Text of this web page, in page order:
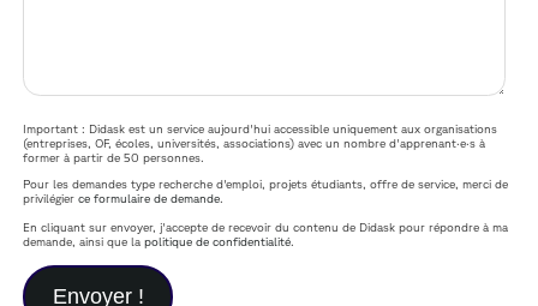
Important : Didask est un service aujourd'hui accessible uniquement aux organisations
(entreprises, OF, écoles, universités, associations) avec un nombre d'apprenant·e·s à
former à partir de 50 personnes.
Pour les demandes type recherche d'emploi, projets étudiants, offre de service, merci de
privilégierce formulaire de demande.
En cliquant sur envoyer, j'accepte de recevoir du contenu de Didask pour répondre à ma
demande, ainsi que lapolitique de confidentialité.